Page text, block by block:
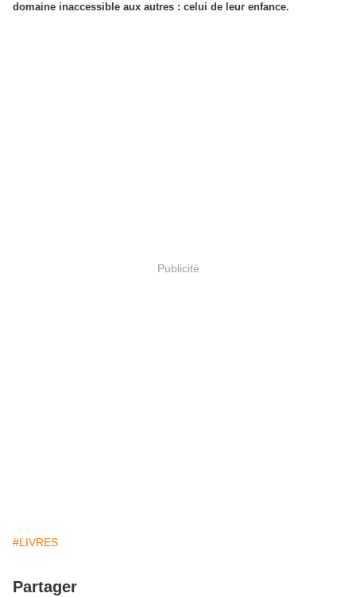
domaine inaccessible aux autres : celui de leur enfance.
Publicité
#LIVRES
Partager